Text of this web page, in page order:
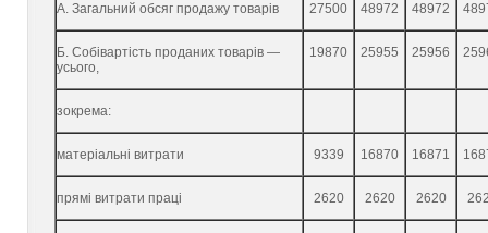
А. Загальний обсяг продажу товарів 27500 48972 48972
Б. Собівартість проданих товарів —
усього,
19870 25955 25956
зокрема:
матеріальні витрати 9339 16870 16871
прямі витрати праці 2620 2620 2620